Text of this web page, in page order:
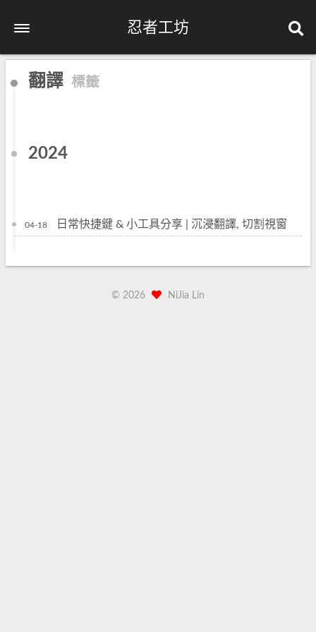
忍者工坊
翻譯 標籤
2024
04-18 日常快捷鍵 & 小工具分享 | 沉浸翻譯, 切割視窗
© 2026 NiJia Lin